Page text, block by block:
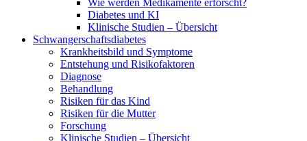
Diabetes und KI
Klinische Studien – Übersicht
Schwangerschaftsdiabetes
Krankheitsbild und Symptome
Entstehung und Risikofaktoren
Diagnose
Behandlung
Risiken für das Kind
Risiken für die Mutter
Forschung
Klinische Studien – Übersicht